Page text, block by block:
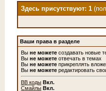
Здесь присутствуют: 1
Ваши права в разделе
Вы не можете создавать новые
Вы не можете отвечать в темах
Вы не можете прикреплять
Вы не можете редактировать
BB коды Вкл.
Смайлы Вкл.